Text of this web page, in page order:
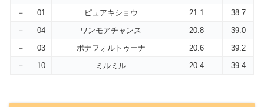
－
01 ピュアキショウ 21.1
38.7
－
04 ワンモアチャンス 20.8
39.0
－
03 ボナフォルトゥーナ 20.6
39.2
－
10 ミルミル 20.4 39.4